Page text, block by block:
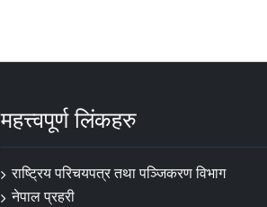
महत्त्वपूर्ण लिंकहरु
राष्ट्रिय परिचयपत्र तथा पञ्‍जिकरण विभाग
नेपाल प्रहरी